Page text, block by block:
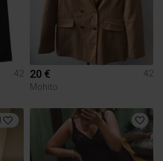
42 20 €
42
Mohito